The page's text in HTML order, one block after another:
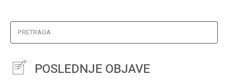
PRETRAGA
POSLEDNJE OBJAVE